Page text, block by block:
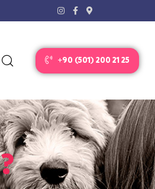
+90 (501) 200 21 25